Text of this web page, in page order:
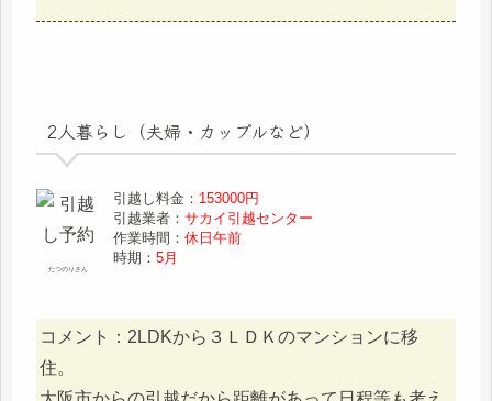
2人暮らし（夫婦・カップルなど）
たつのりさん
引越し料金： 153000円
引越業者：サカイ引越センター
作業時間：休日午前
時期：5月
コメント：2LDKから３ＬＤＫのマンションに移
住。